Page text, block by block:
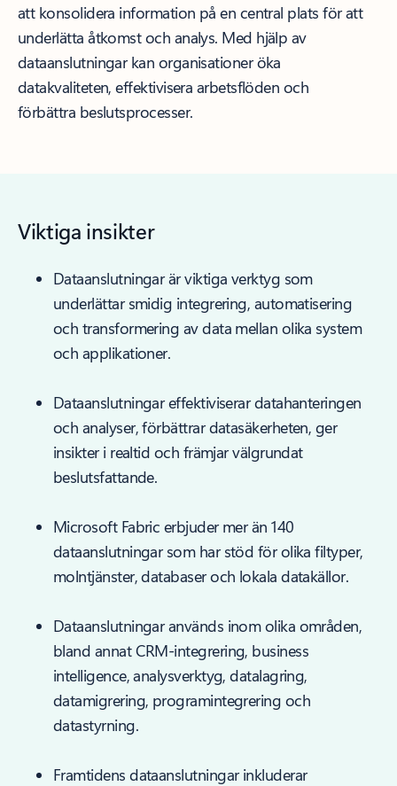
att konsolidera information på en central plats för att
underlätta åtkomst och analys. Med hjälp av
dataanslutningar kan organisationer öka
datakvaliteten, effektivisera arbetsflöden och
förbättra beslutsprocesser.
Viktiga insikter
Dataanslutningar är viktiga verktyg som
underlättar smidig integrering, automatisering
och transformering av data mellan olika system
och applikationer.
Dataanslutningar effektiviserar datahanteringen
och analyser, förbättrar datasäkerheten, ger
insikter i realtid och främjar välgrundat
beslutsfattande.
Microsoft Fabric erbjuder mer än 140
dataanslutningar som har stöd för olika filtyper,
molntjänster, databaser och lokala datakällor.
Dataanslutningar används inom olika områden,
bland annat CRM-integrering, business
intelligence, analysverktyg, datalagring,
datamigrering, programintegrering och
datastyrning.
Framtidens dataanslutningar inkluderar